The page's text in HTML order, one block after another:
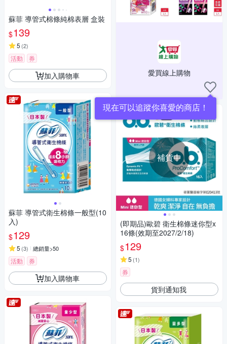
蘇菲 導管式棉條純棉表層 盒裝
$139
5 (2)
活動 券
加入購物車
蘇菲 導管式衛生棉條一般型(10
入)
$129
5 (3) 總銷量>50
活動 券
加入購物車
愛買線上購物
現在可以追蹤你喜愛的商店！
補貨中
(即期品)歐碧 衛生棉條迷你型x
16條(效期至2027/2/18)
$129
5 (1)
券
貨到通知我